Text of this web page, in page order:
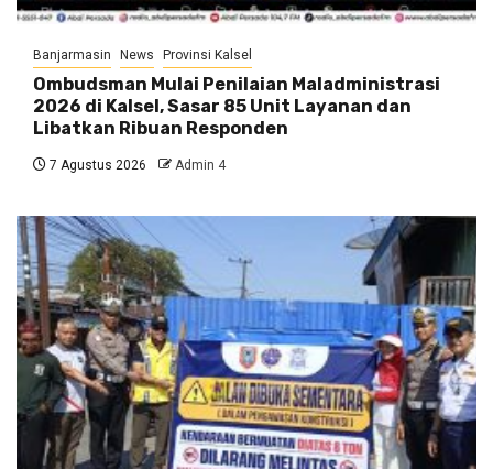
Banjarmasin News Provinsi Kalsel
Ombudsman Mulai Penilaian Maladministrasi
2026 di Kalsel, Sasar 85 Unit Layanan dan
Libatkan Ribuan Responden
7 Agustus 2026 Admin 4